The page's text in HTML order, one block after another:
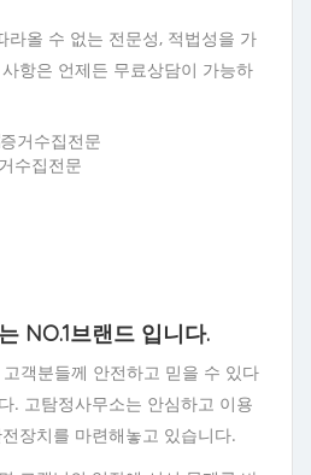
라올 수 없는 전문성, 적법성을 가
항은 언제든 무료상담이 가능하
수집전문
NO.1브랜드 입니다.
객분들께 안전하고 믿을 수 있다
. 고탐정사무소는 안심하고 이용
장치를 마련해놓고 있습니다.